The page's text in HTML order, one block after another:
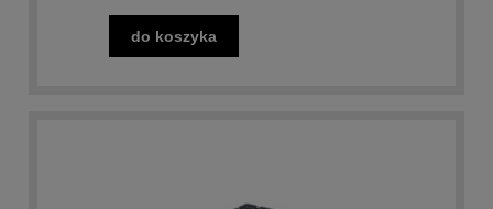
do koszyka